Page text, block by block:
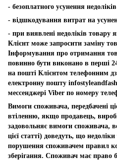
- безоплатного усунення
- відшкодування витрат на
- при виявлені недоліків товару
Клієнт може запросити заміну
Інформування про отримання
повинно бути виконано в перші
на пошті Клієнтом телефонним
електронну пошту
мессенджері Viber по номеру
Вимоги споживача, передбачені
втіленню, якщо продавець,
задовольняє вимоги споживача,
цієї статті) доведуть, що
порушення споживачем правил
зберігання. Споживач має право